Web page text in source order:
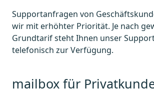
Supportanfragen von
wir mit erhöhter Priorität. Je nach
Grundtarif steht Ihnen unser
telefonisch zur Verfügung.
mailbox für